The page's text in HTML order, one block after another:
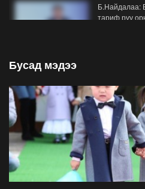
Б.Найдалаа:
тариф руу
2026-07-22
нээдэг,
хаана
2026-07-21
ФОТО:
Бусад мэдээ